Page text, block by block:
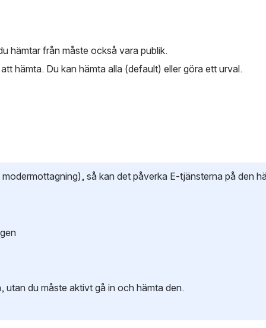
hämtar från måste också vara publik.
hämta. Du kan hämta alla (default) eller göra ett urval.
så kan det påverka E-tjänsterna på den
du måste aktivt gå in och hämta den.